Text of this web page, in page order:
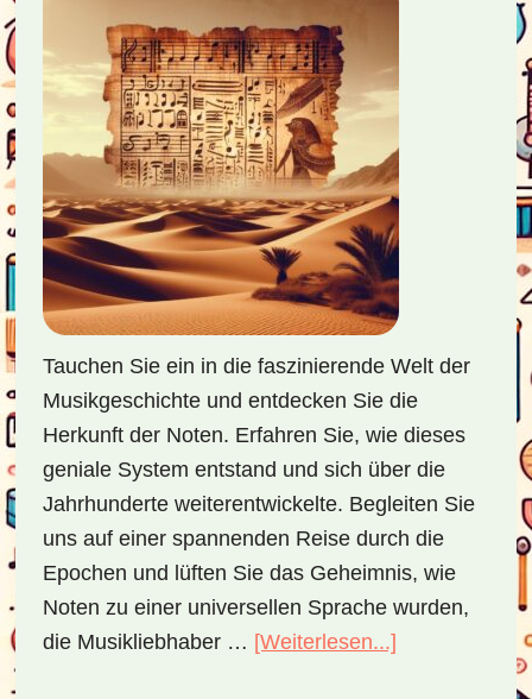
Tauchen Sie ein in die faszinierende Welt der
Musikgeschichte und entdecken Sie die
Herkunft der Noten. Erfahren Sie, wie dieses
geniale System entstand und sich über die
Jahrhunderte weiterentwickelte. Begleiten Sie
uns auf einer spannenden Reise durch die
Epochen und lüften Sie das Geheimnis, wie
Noten zu einer universellen Sprache wurden,
die Musikliebhaber … [Weiterlesen...]